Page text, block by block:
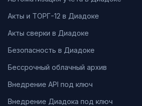
Акты и ТОРГ-12 в Диадоке
Акты сверки в Диадоке
Безопасность в Диадоке
Бессрочный облачный архив
Внедрение API под ключ
Внедрение Диадока под ключ